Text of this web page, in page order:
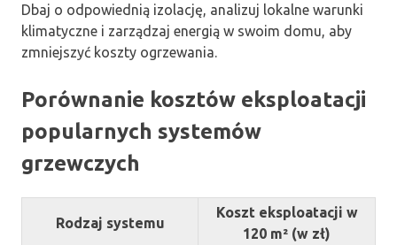
Dbaj o odpowiednią izolację, analizuj lokalne warunki
klimatyczne i zarządzaj energią w swoim domu, aby
zmniejszyć koszty ogrzewania.
Porównanie kosztów eksploatacji
popularnych systemów
grzewczych
Rodzaj systemu
Koszt eksploatacji w
120 m² (w zł)